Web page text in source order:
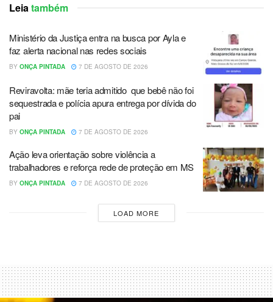
Leia também
Ministério da Justiça entra na busca por Ayla e
faz alerta nacional nas redes sociais
BY ONÇA PINTADA 7 DE AGOSTO DE 2026
Reviravolta: mãe teria admitido que bebê não foi
sequestrada e polícia apura entrega por dívida do
pai
BY ONÇA PINTADA 7 DE AGOSTO DE 2026
Ação leva orientação sobre violência a
trabalhadores e reforça rede de proteção em MS
BY ONÇA PINTADA 7 DE AGOSTO DE 2026
LOAD MORE